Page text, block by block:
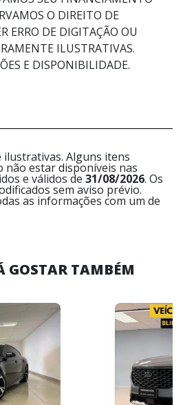
O DIREITO DE
ERRO DE DIGITAÇÃO OU
ILUSTRATIVAS.
E DISPONIBILIDADE.
Alguns itens
estar disponíveis nas
e válidos de 31/08/2026. Os
sem aviso prévio.
as informações com um de
GOSTAR TAMBÉM